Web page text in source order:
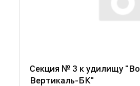
Секция № 3 к удилищу
Вертикаль-БК"